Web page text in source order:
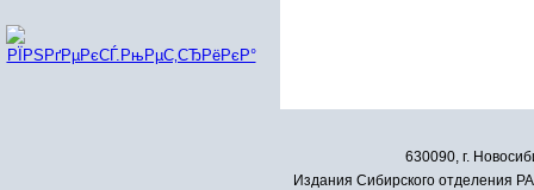
630090, г.
Издания Сибирского отделения